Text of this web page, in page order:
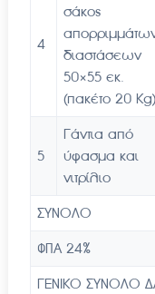
4
σάκος
διαστάσεων
50×55 εκ.
(πακέτο 20 Kg)
5
Γάντια από
ύφασμα και
νιτρίλιο
ΣΥΝΟΛΟ
ΦΠΑ 24%
ΓΕΝΙΚΟ ΣΥΝΟΛΟ